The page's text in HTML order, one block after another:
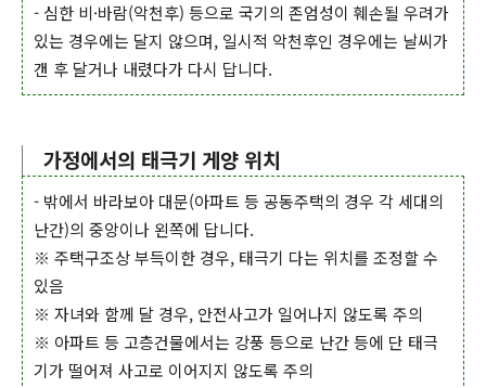
- 심한 비·바람(악천후) 등으로 국기의 존엄성이 훼손될 우려가
있는 경우에는 달지 않으며, 일시적 악천후인 경우에는 날씨가
갠 후 달거나 내렸다가 다시 답니다.
가정에서의 태극기 게양 위치
- 밖에서 바라보아 대문(아파트 등 공동주택의 경우 각 세대의
난간)의 중앙이나 왼쪽에 답니다.
※ 주택구조상 부득이한 경우, 태극기 다는 위치를 조정할 수
있음
※ 자녀와 함께 달 경우, 안전사고가 일어나지 않도록 주의
※ 아파트 등 고층건물에서는 강풍 등으로 난간 등에 단 태극
기가 떨어져 사고로 이어지지 않도록 주의